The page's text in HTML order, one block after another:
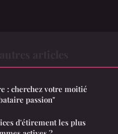
: cherchez votre moitié
passion"
d'étirement les plus